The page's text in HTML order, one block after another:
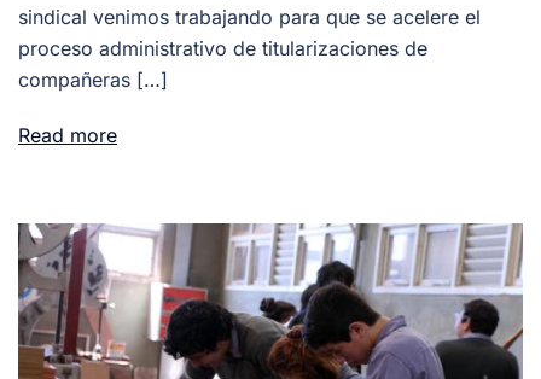
sindical venimos trabajando para que se acelere el
proceso administrativo de titularizaciones de
compañeras […]
Read more